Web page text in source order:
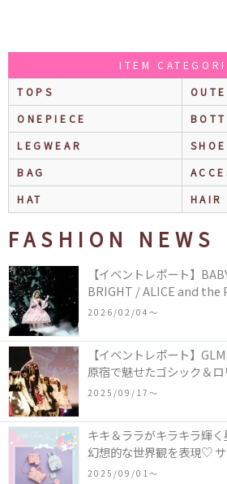
ITEM
TOPS
ONEPIECE
LEGWEAR
BAG
HAT
HAIR
FASHION NEWS
【イベントレポート】
BRIGHT / ALICE and the
COLLECTION in TOKYO
2026/02/04〜
【イベントレポート】
原宿で魅せたゴシック＆
2025/09/17〜
キキ＆ララがキラキラ輝く
幻想的な世界観を表現♡
ツインスターズ』50周年
2025/09/01〜